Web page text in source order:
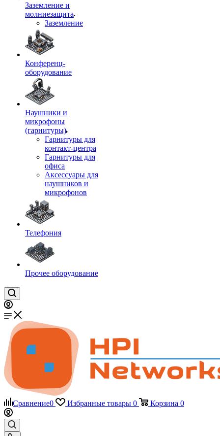
Заземление и
молниезащита
Заземление
Конференц-
оборудование
Наушники и
микрофоны
(гарнитуры)
Гарнитуры для
контакт-центра
Гарнитуры для
офиса
Аксессуары для
наушников и
микрофонов
Телефония
Прочее оборудование
Сравнение0 Избранные товары 0 Корзина 0